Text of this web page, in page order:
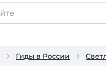
Гиды в России